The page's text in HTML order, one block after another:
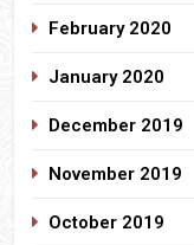
February 2020
January 2020
December 2019
November 2019
October 2019